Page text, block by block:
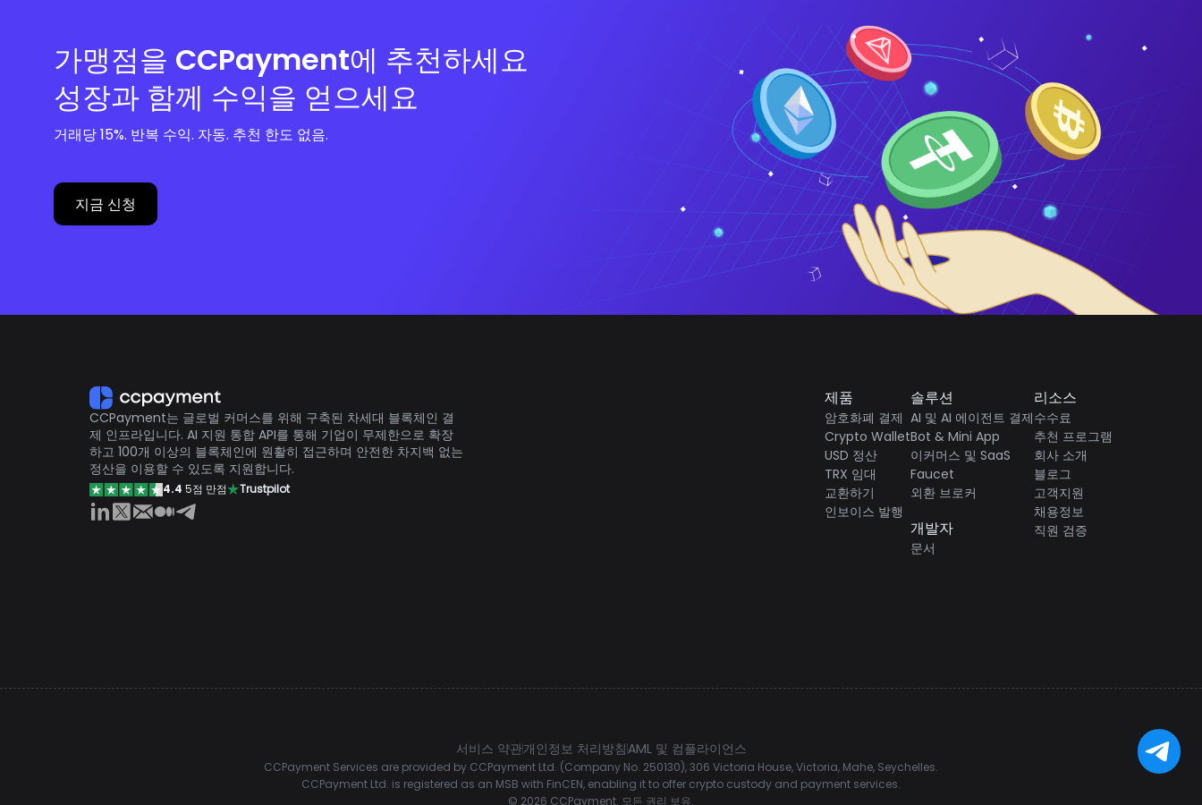
가맹점을 CCPayment에 추천하세요
성장과 함께 수익을 얻으세요
거래당 15%. 반복 수익. 자동. 추천 한도 없음.
지금 신청
CCPayment는 글로벌 커머스를 위해 구축된 차세대 블록체인 결
제 인프라입니다. AI 지원 통합 API를 통해 기업이 무제한으로 확장
하고 100개 이상의 블록체인에 원활히 접근하며 안전한 차지백 없는
정산을 이용할 수 있도록 지원합니다.
4.4 5점 만점 Trustpilot
제품
암호화폐 결제
Crypto Wallet
USD 정산
TRX 임대
교환하기
인보이스 발행
솔루션
AI 및 AI 에이전트 결제
Bot & Mini App
이커머스 및 SaaS
Faucet
외환 브로커
개발자
문서
리소스
수수료
추천 프로그램
회사 소개
블로그
고객지원
채용정보
직원 검증
서비스 약관개인정보 처리방침AML 및 컴플라이언스
CCPayment Services are provided by CCPayment Ltd. (Company No. 250130), 306 Victoria House, Victoria, Mahe, Seychelles.
CCPayment Ltd. is registered as an MSB with FinCEN, enabling it to offer crypto custody and payment services.
© 2026 CCPayment. 모든 권리 보유.